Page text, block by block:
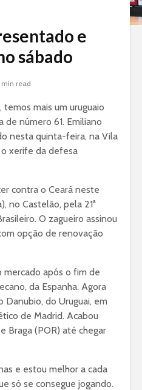
e
sábado
min read
mais um uruguaio
de número 61. Emiliano
nesta quinta-feira, na Vila
o xerife da defesa
contra o Ceará neste
no Castelão, pela 21ª
O zagueiro assinou
opção de renovação
após o fim de
da Espanha. Agora
Danubio, do Uruguai, em
de Madrid. Acabou
Braga (POR) até chegar
e estou melhor a cada
só se consegue jogando.